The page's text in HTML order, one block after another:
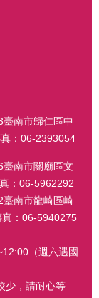
南市歸仁區中
：06-2393054
南市關廟區文
06-5962292
南市龍崎區崎
：06-5940275
（週六遇國
少，請耐心等